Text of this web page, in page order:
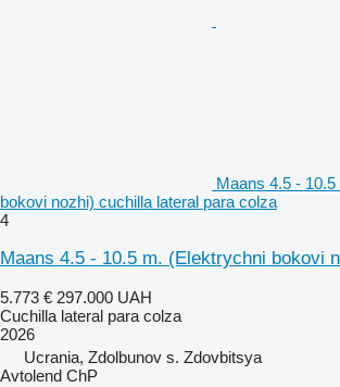
Maans 4.5 -
bokovi nozhi) cuchilla lateral para colza
4
Maans 4.5 - 10.5 m. (Elektrychni bokovi
5.773 € 297.000 UAH
Cuchilla lateral para colza
2026
Ucrania, Zdolbunov s. Zdovbitsya
Avtolend ChP